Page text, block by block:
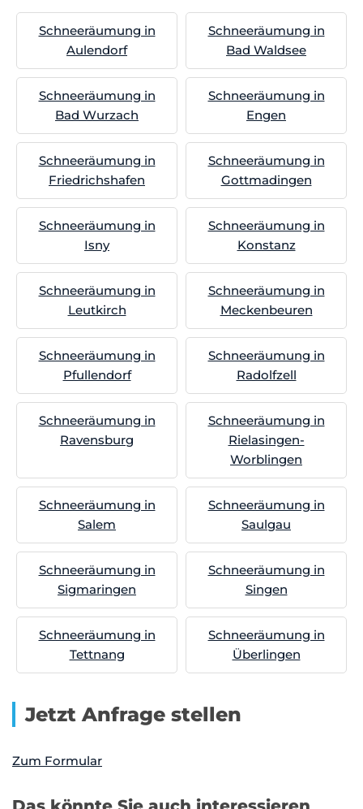
Schneeräumung in
Aulendorf
Schneeräumung in
Bad Waldsee
Schneeräumung in
Bad Wurzach
Schneeräumung in
Engen
Schneeräumung in
Friedrichshafen
Schneeräumung in
Gottmadingen
Schneeräumung in
Isny
Schneeräumung in
Konstanz
Schneeräumung in
Leutkirch
Schneeräumung in
Meckenbeuren
Schneeräumung in
Pfullendorf
Schneeräumung in
Radolfzell
Schneeräumung in
Ravensburg
Schneeräumung in
Rielasingen-
Worblingen
Schneeräumung in
Salem
Schneeräumung in
Saulgau
Schneeräumung in
Sigmaringen
Schneeräumung in
Singen
Schneeräumung in
Tettnang
Schneeräumung in
Überlingen
Jetzt Anfrage stellen
Zum Formular